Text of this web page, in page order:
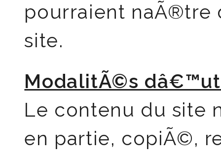
pourraient
site.
ModalitÃ©s
Le contenu du site
en partie, copiÃ©,